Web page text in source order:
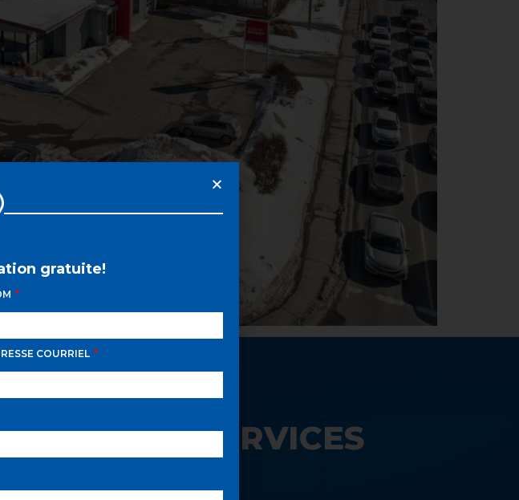
LES SERVICES
UNIQUE:
gratuite!
COURRIEL